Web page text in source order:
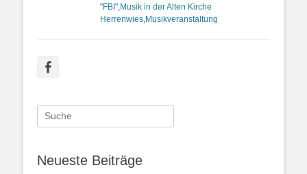
"FBI",Musik in der Alten Kirche
Herrenwies,Musikveranstaltung
Suche
nach:
Neueste Beiträge